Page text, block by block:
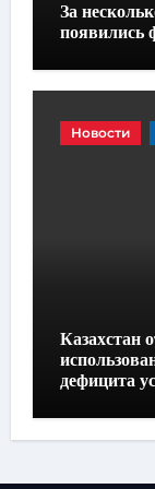
За
появились
Новости
Казахстан
дефицита